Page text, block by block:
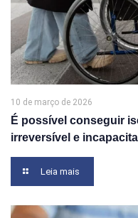
10 de março de 2026
É possível conseguir
irreversível e
Leia mais